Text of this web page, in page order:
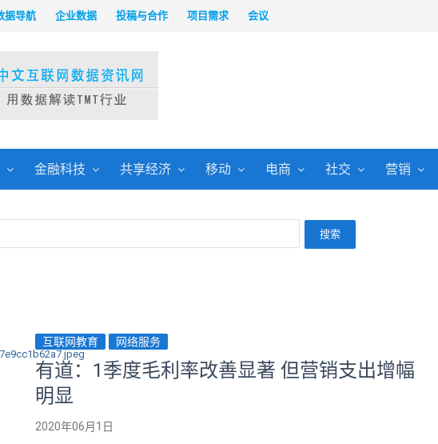
据导航 企业数据 投稿与合作 项目需求 会议
金融科技 共享经济 移动 电商 社交 营销
互联网教育 网络服务
有道：1季度毛利率改善显著 但营销支出增幅
明显
2020年06月1日